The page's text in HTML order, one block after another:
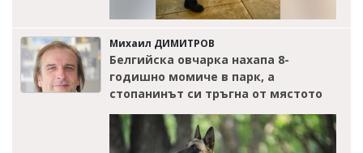
Михаил ДИМИТРОВ
Белгийска овчарка нахапа 8-
годишно момиче в парк, а
стопанинът си тръгна от мястото